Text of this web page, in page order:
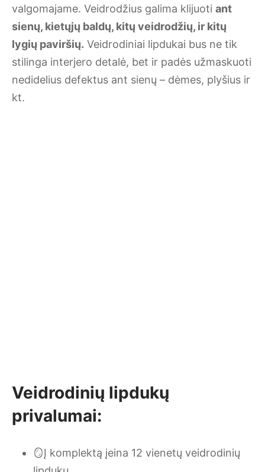
valgomajame. Veidrodžius galima klijuoti ant
sienų, kietųjų baldų, kitų veidrodžių, ir kitų
lygių paviršių. Veidrodiniai lipdukai bus ne tik
stilinga interjero detalė, bet ir padės užmaskuoti
nedidelius defektus ant sienų – dėmes, plyšius ir
kt.
Veidrodinių lipdukų
privalumai:
🪞Į komplektą įeina 12 vienetų veidrodinių